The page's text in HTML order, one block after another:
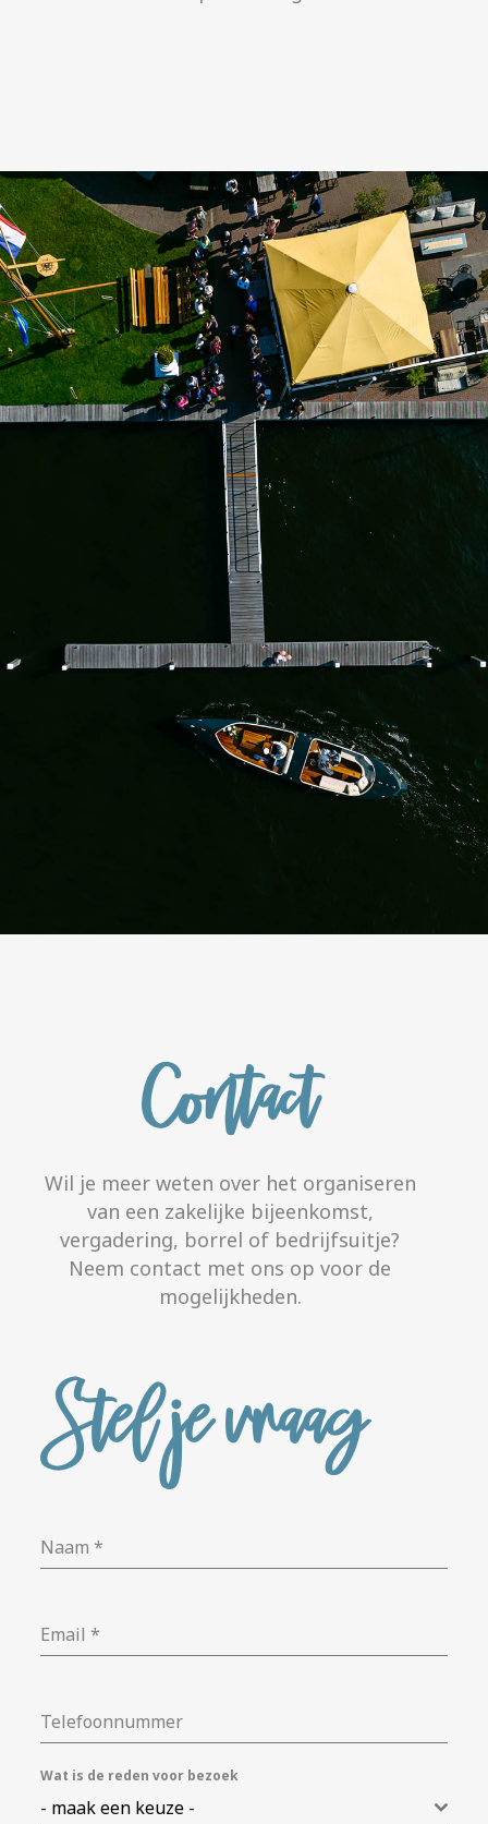
Contact
Wil je meer weten over het organiseren
van een zakelijke bijeenkomst,
vergadering, borrel of bedrijfsuitje?
Neem contact met ons op voor de
mogelijkheden.
Stel je vraag
Naam*
Email*
Telefoonnummer
Wat is de reden voor bezoek
- maak een keuze -